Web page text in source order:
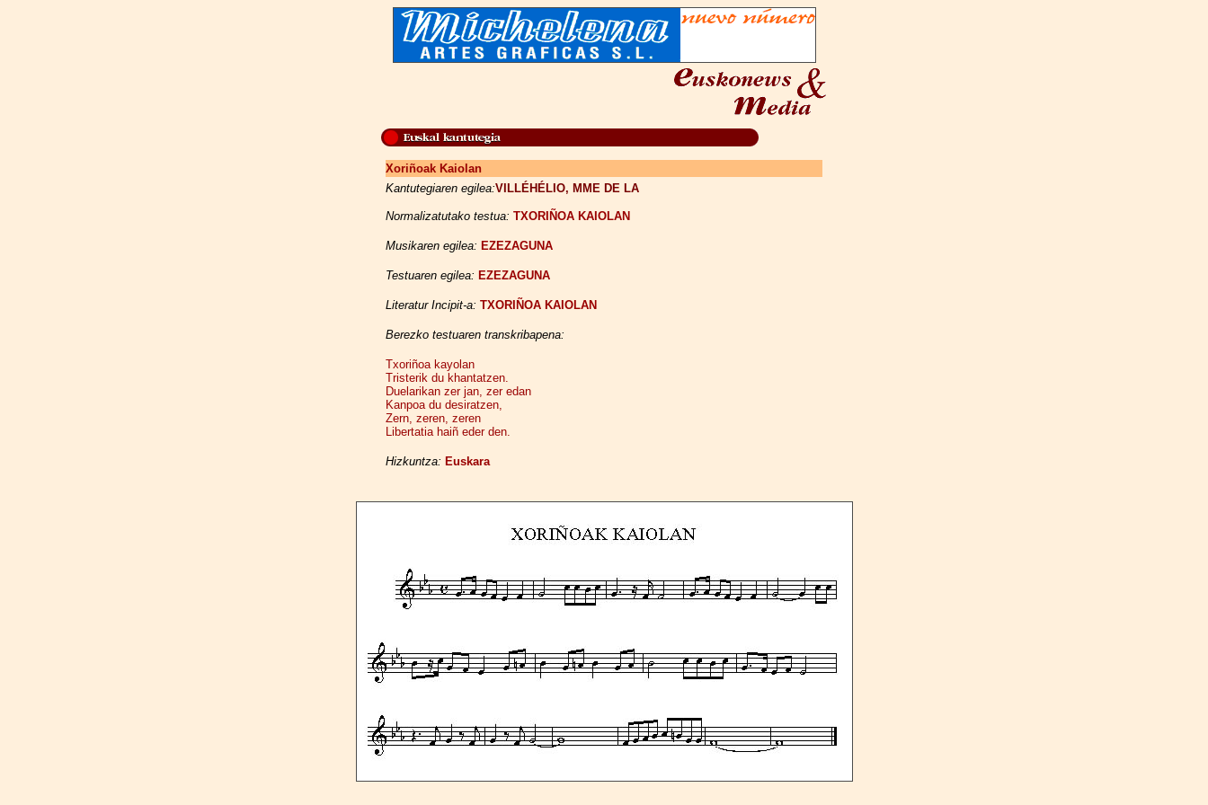
Xoriñoak Kaiolan
Kantutegiaren egilea:VILLÉHÉLIO, MME DE LA
Normalizatutako testua: TXORIÑOA KAIOLAN
Musikaren egilea: EZEZAGUNA
Testuaren egilea: EZEZAGUNA
Literatur Incipit-a: TXORIÑOA KAIOLAN
Berezko testuaren transkribapena:
Txoriñoa kayolan
Tristerik du khantatzen.
Duelarikan zer jan, zer edan
Kanpoa du desiratzen,
Zern, zeren, zeren
Libertatia haiñ eder den.
Hizkuntza: Euskara